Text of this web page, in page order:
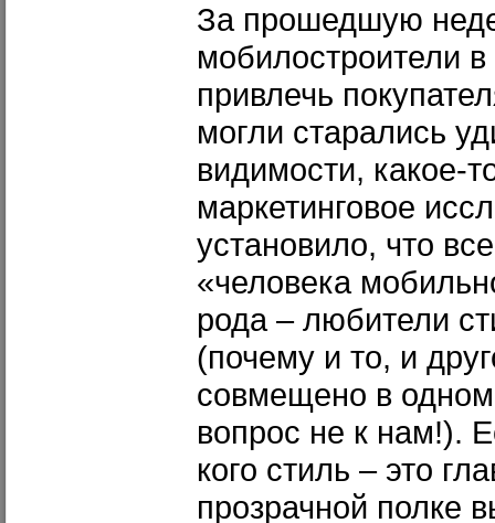
За прошедшую
мобилостроители
привлечь
могли старались
видимости, какое-
маркетинговое
установило, что
«человека
рода – любители
(почему и то, и
совмещено в одном
вопрос не к нам!).
кого стиль – это
прозрачной полке